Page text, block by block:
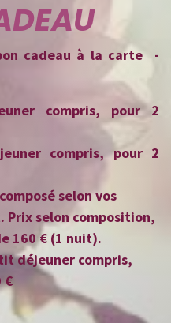
cadeau à la carte -
compris, pour 2
€
compris, pour 2
selon vos
selon composition,
160 € (1 nuit).
déjeuner compris,
€